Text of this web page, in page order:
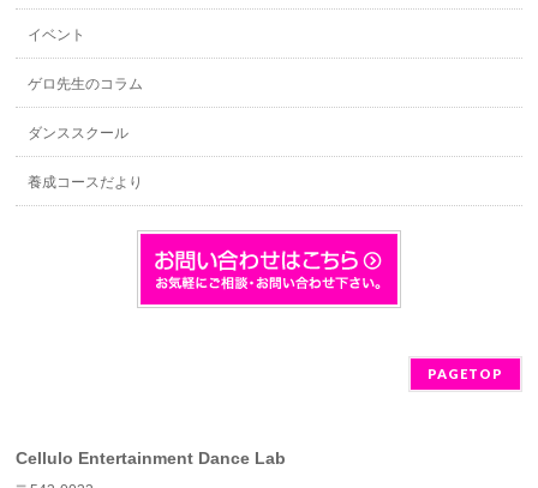
イベント
ゲロ先生のコラム
ダンススクール
養成コースだより
PAGETOP
Cellulo Entertainment Dance Lab